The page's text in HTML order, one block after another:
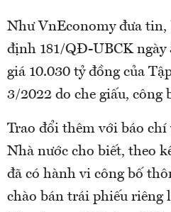
Như VnEconomy đưa tin,
định 181/QĐ-UBCK
giá 10.030 tỷ đồng của
3/2022 do che giấu, công
Trao đổi thêm với báo
Nhà nước cho biết, theo
đã có hành vi công bố
chào bán trái phiếu riêng